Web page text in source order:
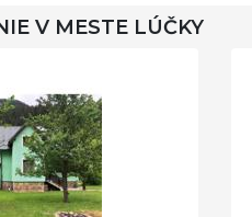
V MESTE LÚČKY